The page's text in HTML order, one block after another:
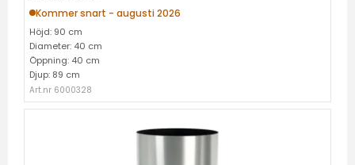
Kommer snart - augusti 2026
Höjd: 90 cm
Diameter: 40 cm
Öppning: 40 cm
Djup: 89 cm
Art.nr 6000328